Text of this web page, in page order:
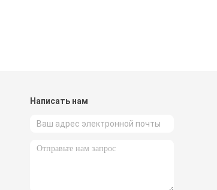
Написать нам